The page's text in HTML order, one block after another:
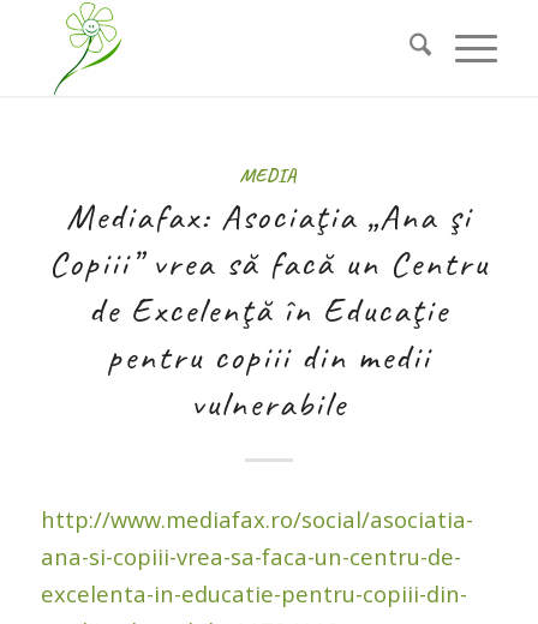
MEDIA
Mediafax: Asociaţia „Ana şi
Copiii” vrea să facă un Centru
de Excelenţă în Educaţie
pentru copiii din medii
vulnerabile
http://www.mediafax.ro/social/asociatia-
ana-si-copiii-vrea-sa-faca-un-centru-de-
excelenta-in-educatie-pentru-copiii-din-